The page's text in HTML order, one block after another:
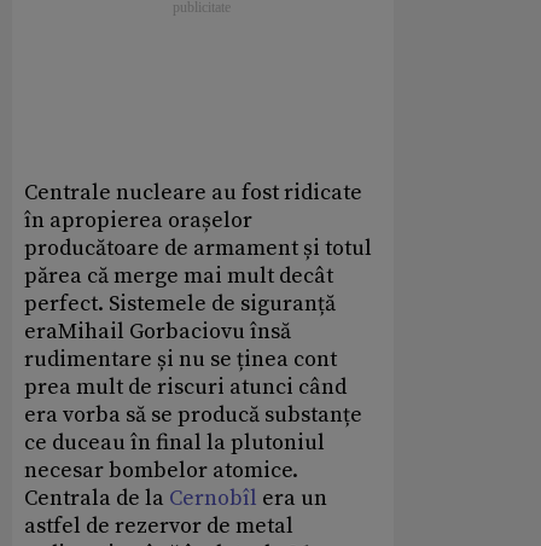
Centrale nucleare au fost ridicate
în apropierea orașelor
producătoare de armament și totul
părea că merge mai mult decât
perfect. Sistemele de siguranță
eraMihail Gorbaciovu însă
rudimentare și nu se ținea cont
prea mult de riscuri atunci când
era vorba să se producă substanțe
ce duceau în final la plutoniul
necesar bombelor atomice.
Centrala de la Cernobîl era un
astfel de rezervor de metal